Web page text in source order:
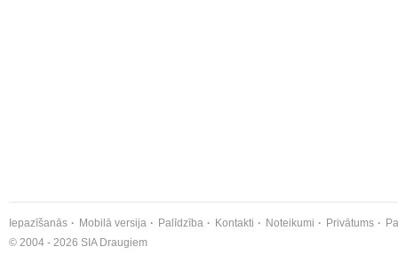
Iepazīšanās Mobilā versija Palīdzība Kontakti Noteikumi Privātums
© 2004 - 2026 SIA Draugiem